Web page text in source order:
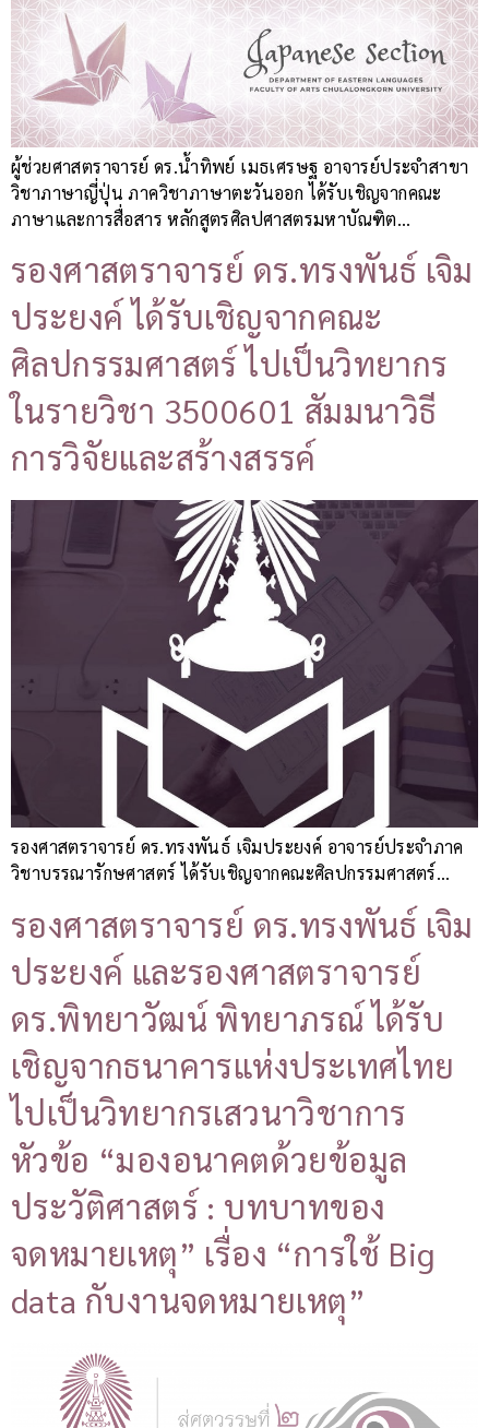
ผู้ช่วยศาสตราจารย์ ดร.น้ำทิพย์ เมธเศรษฐ อาจารย์ประจำสาขา
วิชาภาษาญี่ปุ่น ภาควิชาภาษาตะวันออก ได้รับเชิญจากคณะ
ภาษาและการสื่อสาร หลักสูตรศิลปศาสตรมหาบัณฑิต…
รองศาสตราจารย์ ดร.ทรงพันธ์ เจิม
ประยงค์ ได้รับเชิญจากคณะ
ศิลปกรรมศาสตร์ ไปเป็นวิทยากร
ในรายวิชา 3500601 สัมมนาวิธี
การวิจัยและสร้างสรรค์
รองศาสตราจารย์ ดร.ทรงพันธ์ เจิมประยงค์ อาจารย์ประจำภาค
วิชาบรรณารักษศาสตร์ ได้รับเชิญจากคณะศิลปกรรมศาสตร์…
รองศาสตราจารย์ ดร.ทรงพันธ์ เจิม
ประยงค์ และรองศาสตราจารย์
ดร.พิทยาวัฒน์ พิทยาภรณ์ ได้รับ
เชิญจากธนาคารแห่งประเทศไทย
ไปเป็นวิทยากรเสวนาวิชาการ
หัวข้อ “มองอนาคตด้วยข้อมูล
ประวัติศาสตร์ : บทบาทของ
จดหมายเหตุ” เรื่อง “การใช้ Big
data กับงานจดหมายเหตุ”